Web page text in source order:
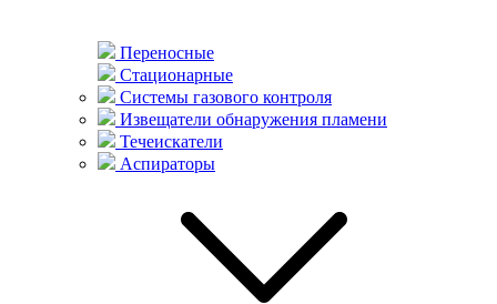
Переносные
Стационарные
Системы газового контроля
Извещатели обнаружения пламени
Течеискатели
Аспираторы